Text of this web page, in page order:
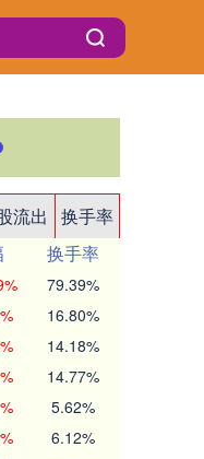
流出
换手率
换手率
79.39%
16.80%
14.18%
14.77%
5.62%
6.12%